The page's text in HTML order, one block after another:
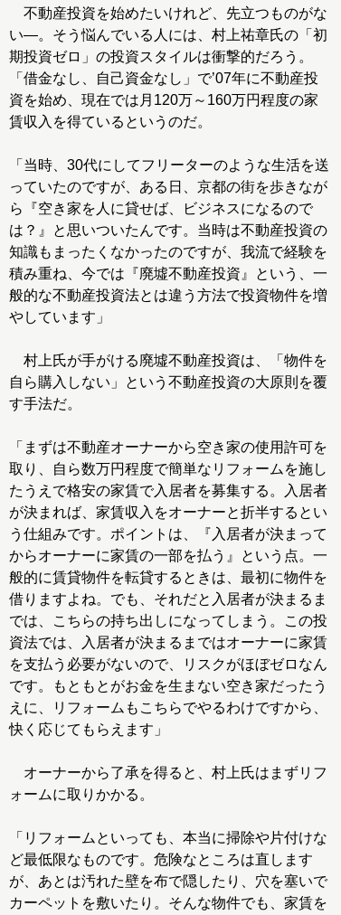
不動産投資を始めたいけれど、先立つものがな
い―。そう悩んでいる人には、村上祐章氏の「初
期投資ゼロ」の投資スタイルは衝撃的だろう。
「借金なし、自己資金なし」で’07年に不動産投
資を始め、現在では月120万～160万円程度の家
賃収入を得ているというのだ。
「当時、30代にしてフリーターのような生活を送
っていたのですが、ある日、京都の街を歩きなが
ら『空き家を人に貸せば、ビジネスになるので
は？』と思いついたんです。当時は不動産投資の
知識もまったくなかったのですが、我流で経験を
積み重ね、今では『廃墟不動産投資』という、一
般的な不動産投資法とは違う方法で投資物件を増
やしています」
村上氏が手がける廃墟不動産投資は、「物件を
自ら購入しない」という不動産投資の大原則を覆
す手法だ。
「まずは不動産オーナーから空き家の使用許可を
取り、自ら数万円程度で簡単なリフォームを施し
たうえで格安の家賃で入居者を募集する。入居者
が決まれば、家賃収入をオーナーと折半するとい
う仕組みです。ポイントは、『入居者が決まって
からオーナーに家賃の一部を払う』という点。一
般的に賃貸物件を転貸するときは、最初に物件を
借りますよね。でも、それだと入居者が決まるま
では、こちらの持ち出しになってしまう。この投
資法では、入居者が決まるまではオーナーに家賃
を支払う必要がないので、リスクがほぼゼロなん
です。もともとがお金を生まない空き家だったう
えに、リフォームもこちらでやるわけですから、
快く応じてもらえます」
オーナーから了承を得ると、村上氏はまずリフ
ォームに取りかかる。
「リフォームといっても、本当に掃除や片付けな
ど最低限なものです。危険なところは直します
が、あとは汚れた壁を布で隠したり、穴を塞いで
カーペットを敷いたり。そんな物件でも、家賃を